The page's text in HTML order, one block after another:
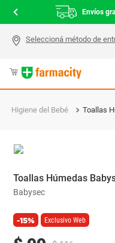
Envíos
Higiene del Bebé Toallas
Toallas Húmedas
Babysec
-15% Exclusivo Web